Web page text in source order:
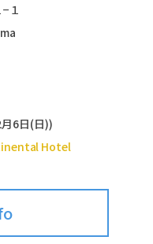
１
6日(日))
Hotel